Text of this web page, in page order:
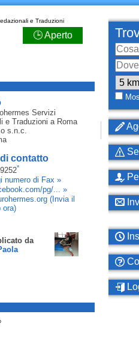
e Traduzioni
🕒 Aperto
Servizi
e Traduzioni a Roma
s.n.c.
contatto
*
numero di Fax »
pg/... »
.org (Invia il
ora)
da